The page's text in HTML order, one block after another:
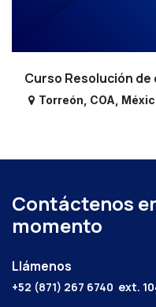
Curso Resolución
Torreón COA
Contáctenos
momento
Llámenos
+52 (871) 267 6740 ext.